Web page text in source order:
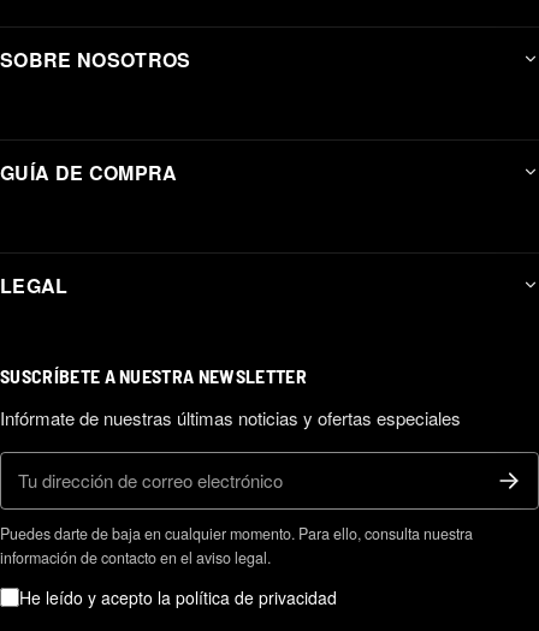
SOBRE NOSOTROS
GUÍA DE COMPRA
LEGAL
SUSCRÍBETE A NUESTRA NEWSLETTER
Infórmate de nuestras últimas noticias y ofertas especiales
Puedes darte de baja en cualquier momento. Para ello, consulta nuestra
información de contacto en el aviso legal.
He leído y acepto la política de privacidad